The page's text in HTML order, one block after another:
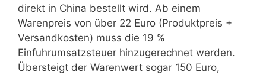
direkt in China bestellt wird. Ab einem
Warenpreis von über 22 Euro (Produktpreis +
Versandkosten) muss die 19 %
Einfuhrumsatzsteuer hinzugerechnet werden.
Übersteigt der Warenwert sogar 150 Euro,